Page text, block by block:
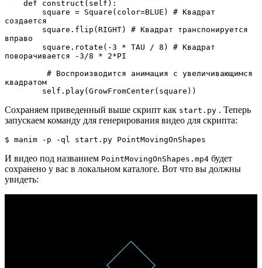
создается
вправо
поворачивается -3/8 * 2*PI
квадратом
        self.play(GrowFromCenter(square))
Сохраняем приведенный выше скрипт как start.py . Теперь
запускаем команду для генерирования видео для скрипта:
$ manim -p -ql start.py PointMovingOnShapes
И видео под названием PointMovingOnShapes.mp4 будет
сохранено у вас в локальном каталоге. Вот что вы должны
увидеть: